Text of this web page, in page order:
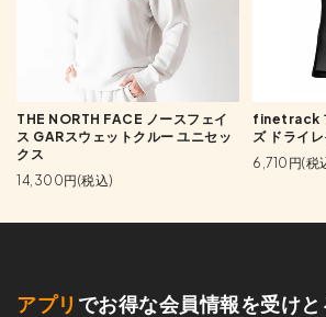
THE NORTH FACE ノースフェイ
ス GARスウェットクルー ユニセッ
クス
14,300円(税込)
finetrack
ズ ドライ
6,710円(税
アプリ でお得な会員情報を受けと